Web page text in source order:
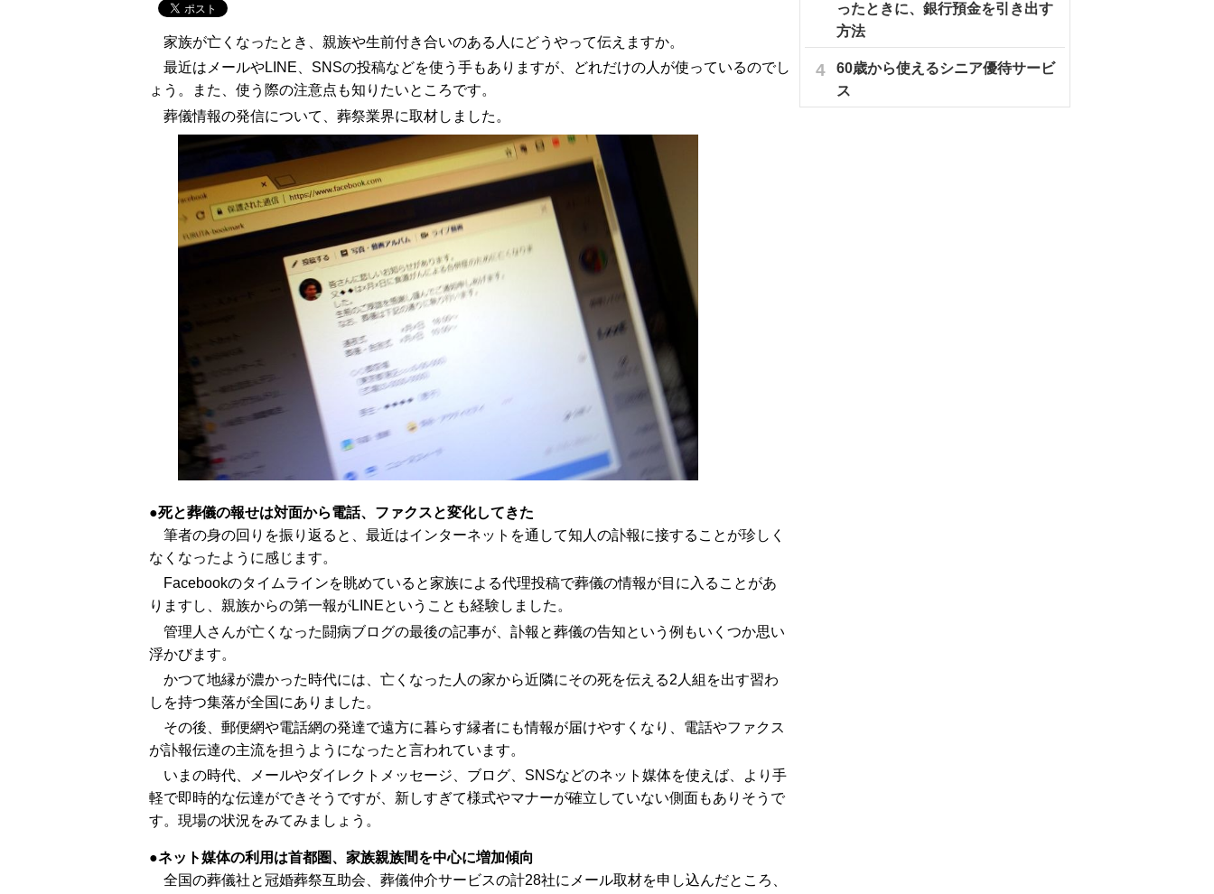
家族が亡くなったとき、親族や生前付き合いのある人にどうやって伝えますか。
最近はメールやLINE、SNSの投稿などを使う手もありますが、どれだけの人が使っているのでし
ょう。また、使う際の注意点も知りたいところです。
葬儀情報の発信について、葬祭業界に取材しました。
死と葬儀の報せは対面から電話、ファクスと変化してきた
筆者の身の回りを振り返ると、最近はインターネットを通して知人の訃報に接することが珍しく
なくなったように感じます。
Facebookのタイムラインを眺めていると家族による代理投稿で葬儀の情報が目に入ることがあ
りますし、親族からの第一報がLINEということも経験しました。
管理人さんが亡くなった闘病ブログの最後の記事が、訃報と葬儀の告知という例もいくつか思い
浮かびます。
かつて地縁が濃かった時代には、亡くなった人の家から近隣にその死を伝える2人組を出す習わ
しを持つ集落が全国にありました。
その後、郵便網や電話網の発達で遠方に暮らす縁者にも情報が届けやすくなり、電話やファクス
が訃報伝達の主流を担うようになったと言われています。
いまの時代、メールやダイレクトメッセージ、ブログ、SNSなどのネット媒体を使えば、より手
軽で即時的な伝達ができそうですが、新しすぎて様式やマナーが確立していない側面もありそうで
す。現場の状況をみてみましょう。
ネット媒体の利用は首都圏、家族親族間を中心に増加傾向
全国の葬儀社と冠婚葬祭互助会、葬儀仲介サービスの計28社にメール取材を申し込んだところ、
ったときに、銀行預金を引き出す
方法
4
60歳から使えるシニア優待サービ
ス